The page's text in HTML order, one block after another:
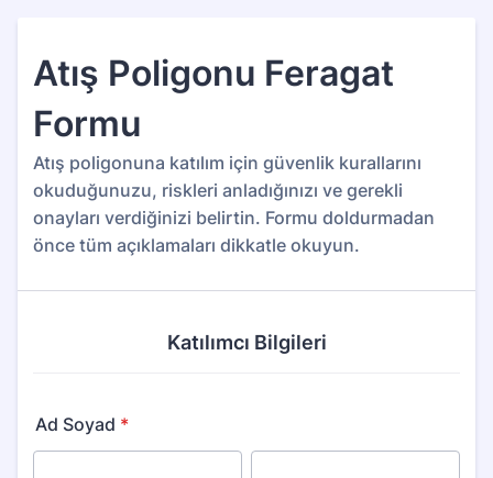
Atış Poligonu Feragat
Formu
Atış poligonuna katılım için güvenlik kurallarını
okuduğunuzu, riskleri anladığınızı ve gerekli
onayları verdiğinizi belirtin. Formu doldurmadan
önce tüm açıklamaları dikkatle okuyun.
Katılımcı Bilgileri
Ad Soyad *